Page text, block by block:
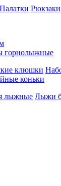
Палатки Рюкзаки
горнолыжные
клюшки
коньки
лыжные Лыжи